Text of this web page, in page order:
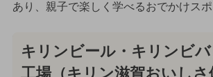
あり、親子で楽しく学べるおでかけスポ
キリンビール・キリンビ
工場（キリン滋賀おいしさ